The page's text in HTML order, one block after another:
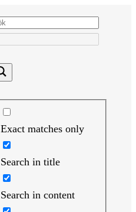
Exact matches only
Search in title
Search in content